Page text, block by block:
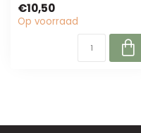
10 ...
€10,50
Op voorraad